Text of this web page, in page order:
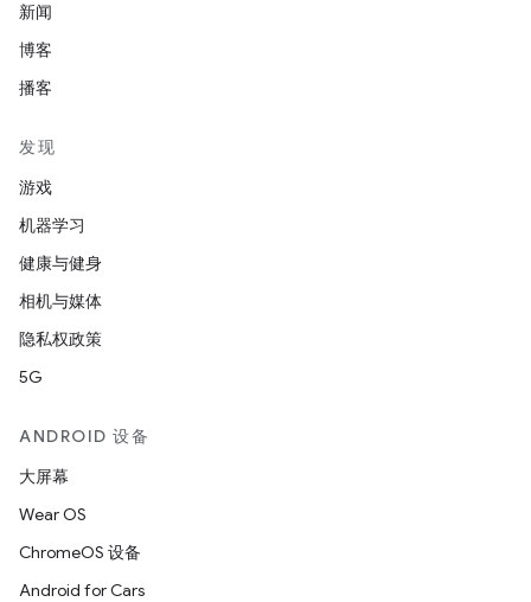
新闻
博客
播客
发现
游戏
机器学习
健康与健身
相机与媒体
隐私权政策
5G
ANDROID 设备
大屏幕
Wear OS
ChromeOS 设备
Android for Cars